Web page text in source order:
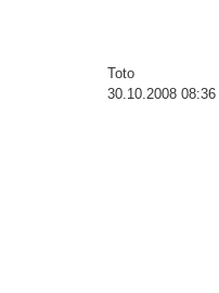
Toto
30.10.2008 08:36